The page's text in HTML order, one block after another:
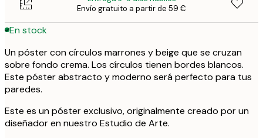
Envío gratuito a partir de 59 €
En stock
Un póster con círculos marrones y beige que se cruzan
sobre fondo crema. Los círculos tienen bordes blancos.
Este póster abstracto y moderno será perfecto para tus
paredes.
Este es un póster exclusivo, originalmente creado por un
diseñador en nuestro Estudio de Arte.